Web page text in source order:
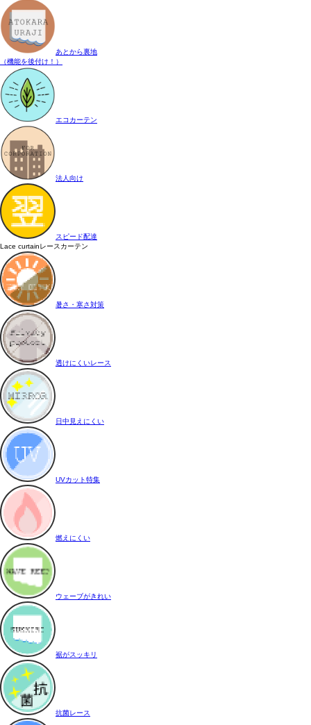
あとから裏地
（機能を後付け！）
エコカーテン
法人向け
スピード配達
Lace curtainレースカーテン
暑さ・寒さ対策
透けにくいレース
日中見えにくい
UVカット特集
燃えにくい
ウェーブがきれい
裾がスッキリ
抗菌レース